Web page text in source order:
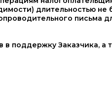
длительностью не
письма
поддержку Заказчика,